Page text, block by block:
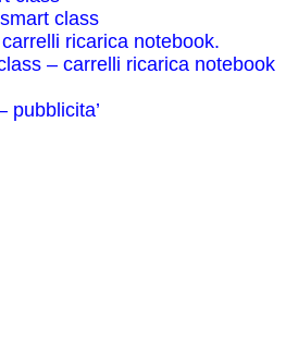
class
ricarica notebook.
– carrelli ricarica notebook
pubblicita’